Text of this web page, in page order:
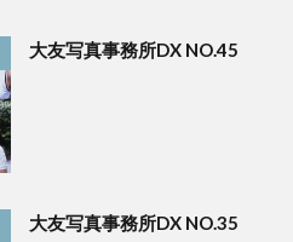
大友写真事務所DX NO.45
大友写真事務所DX NO.35